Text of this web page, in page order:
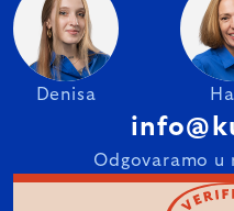
Denisa
Odgovaramo u